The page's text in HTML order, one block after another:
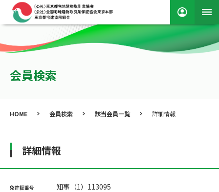
会員検索
HOME 会員検索 該当会員一覧 詳細情報
詳細情報
免許証番号 知事（1）113095